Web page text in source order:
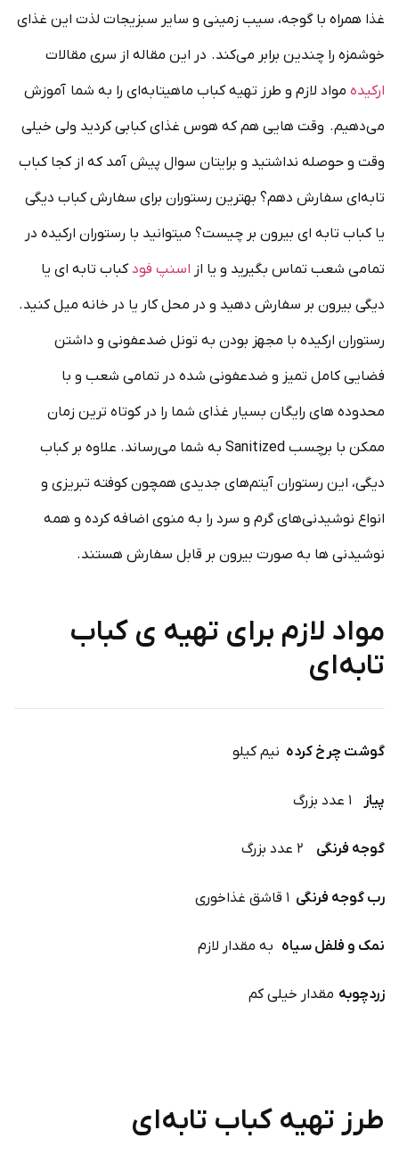
غذا همراه با گوجه‌، سیب زمینی و سایر سبزیجات لذت این غذای
خوشمزه را چندین برابر می‌کند. در این مقاله از سری مقالات
ارکیده مواد لازم و طرز تهیه کباب ماهیتابه‌ای را به شما آموزش
می‌دهیم. وقت هایی هم که هوس غذای کبابی کردید ولی خیلی
وقت و حوصله نداشتید و برایتان سوال پیش آمد که از کجا کباب
تابه‌ای سفارش دهم؟ بهترین رستوران برای سفارش کباب دیگی
یا کباب تابه ای بیرون بر چیست؟ میتوانید با رستوران ارکیده در
تمامی شعب تماس بگیرید و یا از اسنپ فودکباب تابه ای یا
دیگی بیرون بر سفارش دهید و در محل کار یا در خانه میل کنید.
رستوران ارکیده با مجهز بودن به تونل ضدعفونی و داشتن
فضایی کامل تمیز و ضدعفونی شده در تمامی شعب و با
محدوده های رایگان بسیار غذای شما را در کوتاه ترین زمان
ممکن با برچسب Sanitized به شما می‌رساند. علاوه بر کباب
دیگی، این رستوران آیتم‌های جدیدی همچون کوفته تبریزی و
انواع نوشیدنی‌های گرم و سرد را به منوی اضافه کرده و همه
نوشیدنی ها به صورت بیرون بر قابل سفارش هستند.
مواد لازم برای تهیه ی کباب
تابه‌ای
گوشت چرخ کرده نیم کیلو
پیاز
گوجه فرنگی
رب گوجه فرنگی
نمک و فلفل سیاه به مقدار لازم
زردچوبه مقدار خیلی کم
طرز تهیه کباب تابه‌‌ای